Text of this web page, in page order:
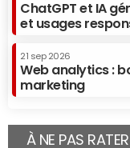
ChatGPT et IA
et usages
21 sep 2026
Web analytics :
marketing
À NE PAS RATER